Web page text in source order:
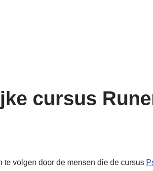
cursus
te volgen door de mensen die de cursus